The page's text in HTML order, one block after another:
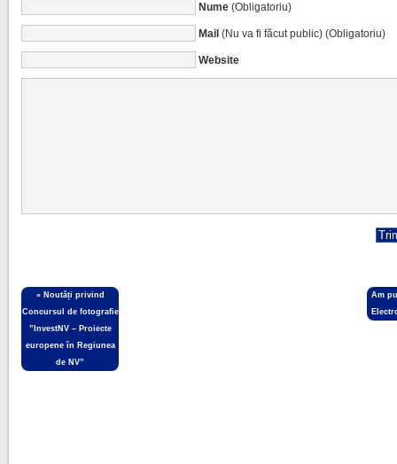
Nume(Obligatoriu)
Mail(Nu va fi făcut public) (Obligatoriu)
Website
« Noutăți privind
Concursul de fotografie
”InvestNV – Proiecte
europene în Regiunea
de NV”
Am